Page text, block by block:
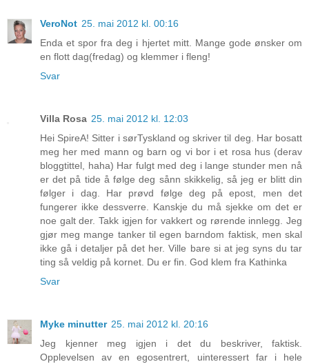
VeroNot 25. mai 2012 kl. 00:16
Enda et spor fra deg i hjertet mitt. Mange gode ønsker om
en flott dag(fredag) og klemmer i fleng!
Svar
Villa Rosa 25. mai 2012 kl. 12:03
Hei SpireA! Sitter i sørTyskland og skriver til deg. Har bosatt
meg her med mann og barn og vi bor i et rosa hus (derav
bloggtittel, haha) Har fulgt med deg i lange stunder men nå
er det på tide å følge deg sånn skikkelig, så jeg er blitt din
følger i dag. Har prøvd følge deg på epost, men det
fungerer ikke dessverre. Kanskje du må sjekke om det er
noe galt der. Takk igjen for vakkert og rørende innlegg. Jeg
gjør meg mange tanker til egen barndom faktisk, men skal
ikke gå i detaljer på det her. Ville bare si at jeg syns du tar
ting så veldig på kornet. Du er fin. God klem fra Kathinka
Svar
Myke minutter 25. mai 2012 kl. 20:16
Jeg kjenner meg igjen i det du beskriver, faktisk.
Opplevelsen av en egosentrert, uinteressert far i hele